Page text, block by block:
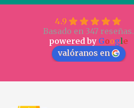
4.9
Basado en 347 reseñas.
powered by Google
valóranos en